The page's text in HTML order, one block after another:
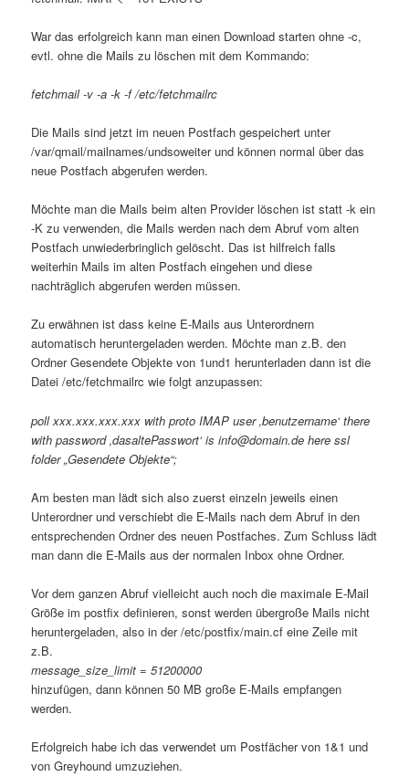
War das erfolgreich kann man einen Download starten ohne -c,
evtl. ohne die Mails zu löschen mit dem Kommando:
fetchmail -v -a -k -f /etc/fetchmailrc
Die Mails sind jetzt im neuen Postfach gespeichert unter
/var/qmail/mailnames/undsoweiter und können normal über das
neue Postfach abgerufen werden.
Möchte man die Mails beim alten Provider löschen ist statt -k ein
-K zu verwenden, die Mails werden nach dem Abruf vom alten
Postfach unwiederbringlich gelöscht. Das ist hilfreich falls
weiterhin Mails im alten Postfach eingehen und diese
nachträglich abgerufen werden müssen.
Zu erwähnen ist dass keine E-Mails aus Unterordnern
automatisch heruntergeladen werden. Möchte man z.B. den
Ordner Gesendete Objekte von 1und1 herunterladen dann ist die
Datei /etc/fetchmailrc wie folgt anzupassen:
poll xxx.xxx.xxx.xxx with proto IMAP user ‚benutzername‘ there
with password ‚dasaltePasswort‘ is info@domain.de here ssl
folder „Gesendete Objekte“;
Am besten man lädt sich also zuerst einzeln jeweils einen
Unterordner und verschiebt die E-Mails nach dem Abruf in den
entsprechenden Ordner des neuen Postfaches. Zum Schluss lädt
man dann die E-Mails aus der normalen Inbox ohne Ordner.
Vor dem ganzen Abruf vielleicht auch noch die maximale E-Mail
Größe im postfix definieren, sonst werden übergroße Mails nicht
heruntergeladen, also in der /etc/postfix/main.cf eine Zeile mit
z.B.
message_size_limit = 51200000
hinzufügen, dann können 50 MB große E-Mails empfangen
werden.
Erfolgreich habe ich das verwendet um Postfächer von 1&1 und
von Greyhound umzuziehen.